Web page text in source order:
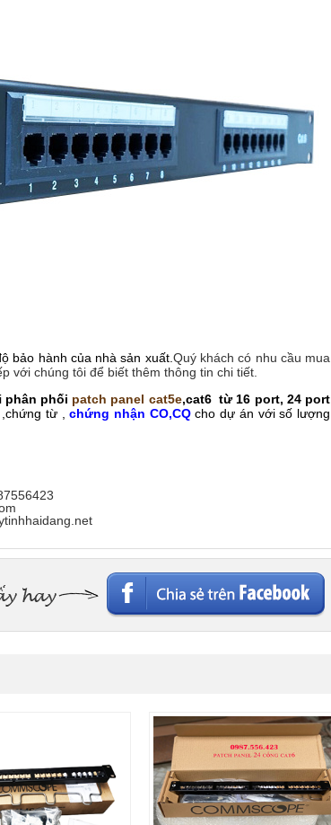
bảo hành của nhà sản xuất. Quý khách có nhu cầu mua
với chúng tôi để biết thêm thông tin chi tiết.
phân phối patch panel cat5e,cat6 từ 16 port, 24 port
,chứng từ ,chứng nhận CO,CQcho dự án với số lượng